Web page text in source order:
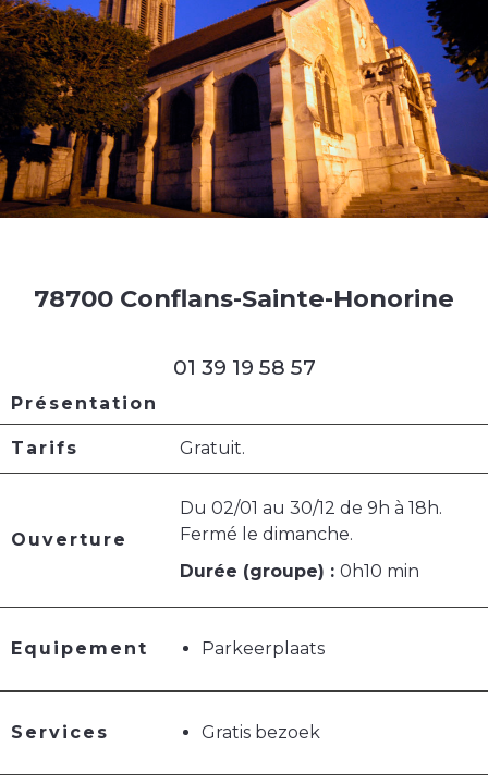
78700 Conflans-Sainte-Honorine
01 39 19 58 57
Présentation
Tarifs Gratuit.
Ouverture
Du 02/01 au 30/12 de 9h à 18h.
Fermé le dimanche.
Durée (groupe) : 0h10 min
Equipement Parkeerplaats
Services Gratis bezoek